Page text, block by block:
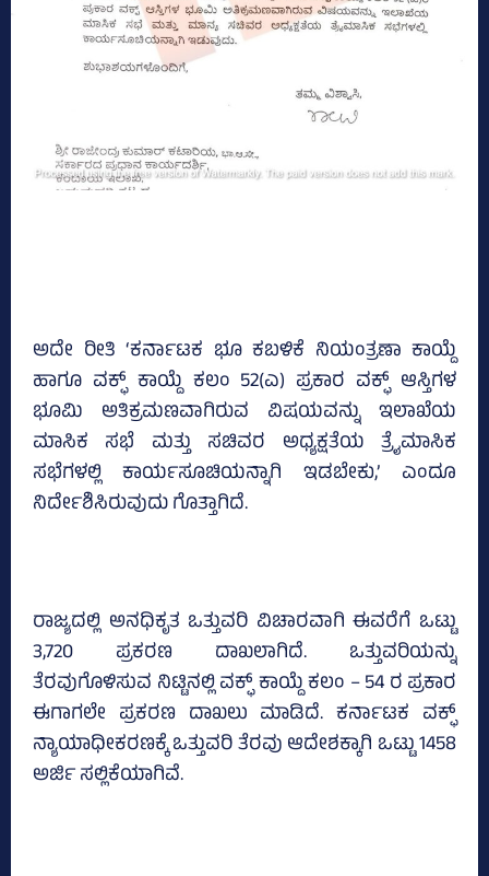
ಅದೇ ರೀತಿ ‘ಕರ್ನಾಟಕ ಭೂ ಕಬಳಿಕೆ ನಿಯಂತ್ರಣಾ ಕಾಯ್ದೆ
ಹಾಗೂ ವಕ್ಫ್‌ ಕಾಯ್ದೆ ಕಲಂ 52(ಎ) ಪ್ರಕಾರ ವಕ್ಫ್‌ ಆಸ್ತಿಗಳ
ಭೂಮಿ ಅತಿಕ್ರಮಣವಾಗಿರುವ ವಿಷಯವನ್ನು ಇಲಾಖೆಯ
ಮಾಸಿಕ ಸಭೆ ಮತ್ತು ಸಚಿವರ ಅಧ್ಯಕ್ಷತೆಯ ತ್ರೈಮಾಸಿಕ
ಸಭೆಗಳಲ್ಲಿ ಕಾರ್ಯಸೂಚಿಯನ್ನಾಗಿ ಇಡಬೇಕು,’ ಎಂದೂ
ನಿರ್ದೇಶಿಸಿರುವುದು ಗೊತ್ತಾಗಿದೆ.
ರಾಜ್ಯದಲ್ಲಿ ಅನಧಿಕೃತ ಒತ್ತುವರಿ ವಿಚಾರವಾಗಿ ಈವರೆಗೆ ಒಟ್ಟು
3,720 ಪ್ರಕರಣ ದಾಖಲಾಗಿದೆ. ಒತ್ತುವರಿಯನ್ನು
ತೆರವುಗೊಳಿಸುವ ನಿಟ್ಟಿನಲ್ಲಿ ವಕ್ಫ್ ಕಾಯ್ದೆ ಕಲಂ – 54 ರ ಪ್ರಕಾರ
ಈಗಾಗಲೇ ಪ್ರಕರಣ ದಾಖಲು ಮಾಡಿದೆ. ಕರ್ನಾಟಕ ವಕ್ಫ್‌
ನ್ಯಾಯಾಧೀಕರಣಕ್ಕೆ ಒತ್ತುವರಿ ತೆರವು ಆದೇಶಕ್ಕಾಗಿ ಒಟ್ಟು 1458
ಅರ್ಜಿ ಸಲ್ಲಿಕೆಯಾಗಿವೆ.